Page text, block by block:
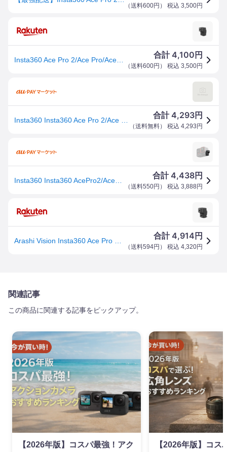
（送料600円 ） 税込 3,500円
合計4,100 円
（送料600円 ） 税込 3,500円
合計4,293円
（送料無料） 税込 4,293 円
合計4,438円
（送料550円 ） 税込 3,888 円
合計4,914 円
（送料594円 ） 税込 4,320円
関連記事
この商品に関連する記事をピックアップ。
【2026年版】コスパ最強！アク
【2026年版】コス